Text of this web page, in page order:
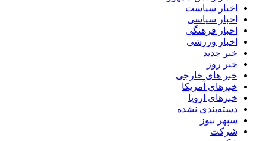
اخبار سیاست
اخبار سیاسی
اخبار فرهنگی
اخبار ورزشی
خبر جدید
خبر روز
خبر های خارجی
خبرهای آمریکا
خبرهای اروپا
دسته‌بندی نشده
سپهر نیوز
شرکت